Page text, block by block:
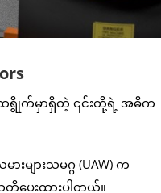
ထရွိုက်မှာရှိတဲ့ ၎င်းတို့ရဲ့ အဓိက
ားသမဂ္ဂ (UAW) က
ပေးထားပါတယ်။